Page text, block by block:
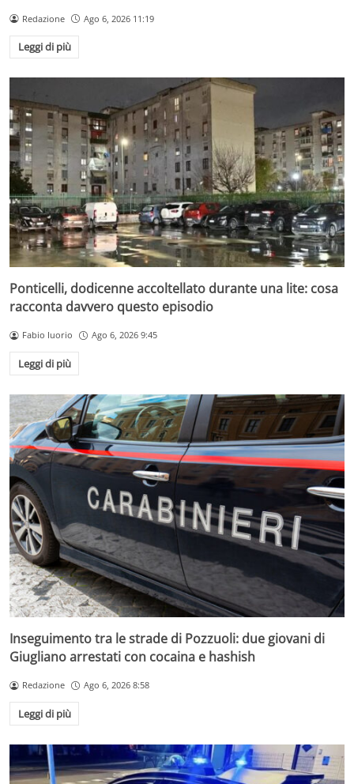
Redazione Ago 6, 2026 11:19
Leggi di più
Ponticelli, dodicenne accoltellato durante una lite: cosa
racconta davvero questo episodio
Fabio Iuorio Ago 6, 2026 9:45
Leggi di più
Inseguimento tra le strade di Pozzuoli: due giovani di
Giugliano arrestati con cocaina e hashish
Redazione Ago 6, 2026 8:58
Leggi di più